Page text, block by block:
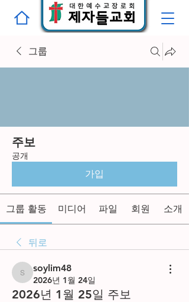
그룹
주보
공개
가입
그룹 활동 미디어 파일 회원 소개
뒤로
soylim48
soylim48
2026년 1월 24일
2026년 1월 25일 주보